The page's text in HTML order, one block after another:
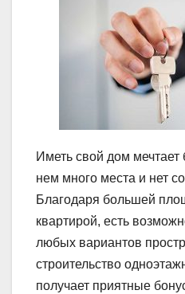
Иметь свой дом
нем много места и нет
Благодаря большей
квартирой, есть
любых вариантов
строительство
получает приятные